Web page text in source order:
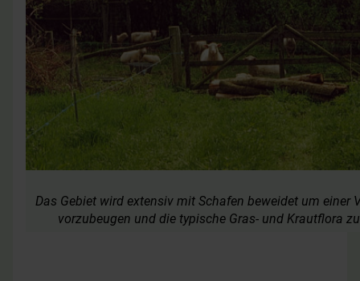
Das Gebiet wird extensiv mit Schafen beweidet um einer
vorzubeugen und die typische Gras- und Krautflora